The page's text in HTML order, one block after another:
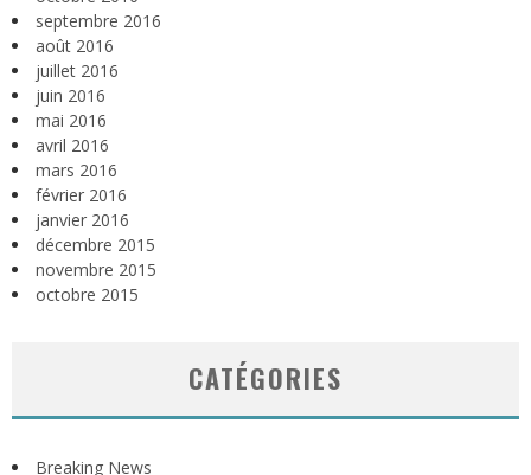
septembre 2016
août 2016
juillet 2016
juin 2016
mai 2016
avril 2016
mars 2016
février 2016
janvier 2016
décembre 2015
novembre 2015
octobre 2015
CATÉGORIES
Breaking News